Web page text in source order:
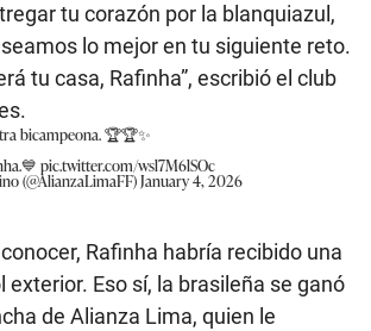
tu corazón por la blanquiazul,
lo mejor en tu siguiente reto.
tu casa, Rafinha”, escribió el club
bicampeona. 🏆🏆✨
pic.twitter.com/wsl7M6lSOc
(@AlianzaLimaFF)January 4, 2026
Rafinha habría recibido una
Eso sí, la brasileña se ganó
de Alianza Lima, quien le